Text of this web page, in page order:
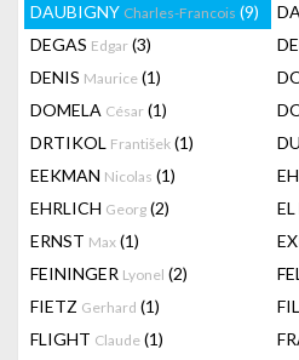
DAUBIGNY Charles-Francois (9)
DEGAS Edgar (3)
DENIS Maurice (1)
DOMELA César (1)
DRTIKOL František (1)
EEKMAN Nicolas (1)
EHRLICH Georg (2)
ERNST Max (1)
FEININGER Lyonel (2)
FIETZ Gerhard (1)
FLIGHT Claude (1)